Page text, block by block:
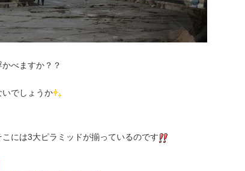
べますか？？
でしょうか
には3大ピラミッドが揃っているのです